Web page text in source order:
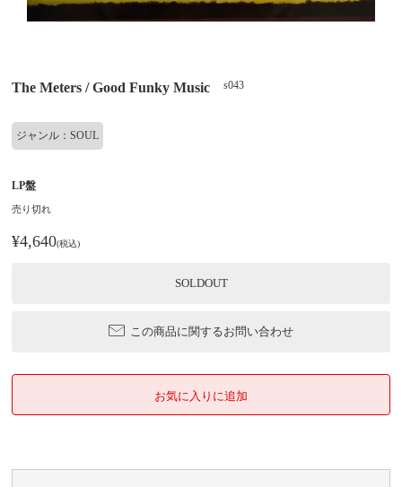
The Meters / Good Funky Music s043
ジャンル：SOUL
LP盤
売り切れ
¥4,640(税込)
SOLDOUT
この商品に関するお問い合わせ